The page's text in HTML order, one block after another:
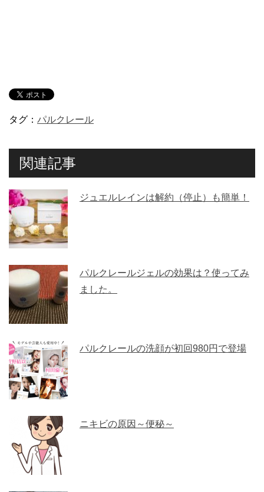
タグ： パルクレール
関連記事
ジュエルレインは解約（停止）も簡単！
パルクレールジェルの効果は？使ってみ
ました。
パルクレールの洗顔が初回980円で登場
ニキビの原因～便秘～